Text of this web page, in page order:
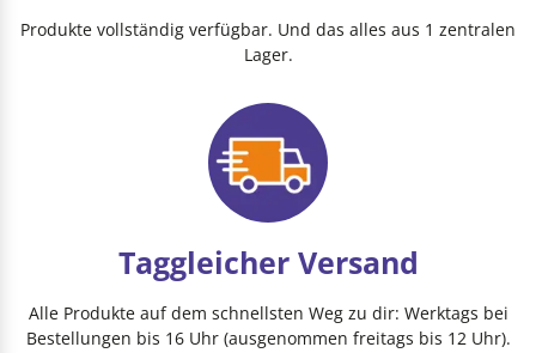
Produkte vollständig verfügbar. Und das alles aus 1 zentralen
Lager.
Taggleicher Versand
Alle Produkte auf dem schnellsten Weg zu dir: Werktags bei
Bestellungen bis 16 Uhr (ausgenommen freitags bis 12 Uhr).